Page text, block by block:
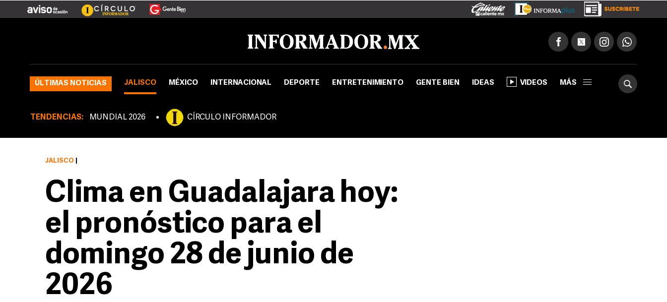
ÚLTIMAS NOTICIAS JALISCO MÉXICO INTERNACIONAL DEPORTE ENTRETENIMIENTO GENTE BIEN IDEAS VIDEOS MÁS
TENDENCIAS: MUNDIAL 2026 CÍRCULO INFORMADOR
JALISCO
Clima en Guadalajara hoy:
el pronóstico para el
domingo 28 de junio de
2026